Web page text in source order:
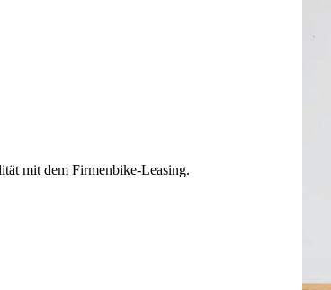
mit dem Firmenbike-Leasing.